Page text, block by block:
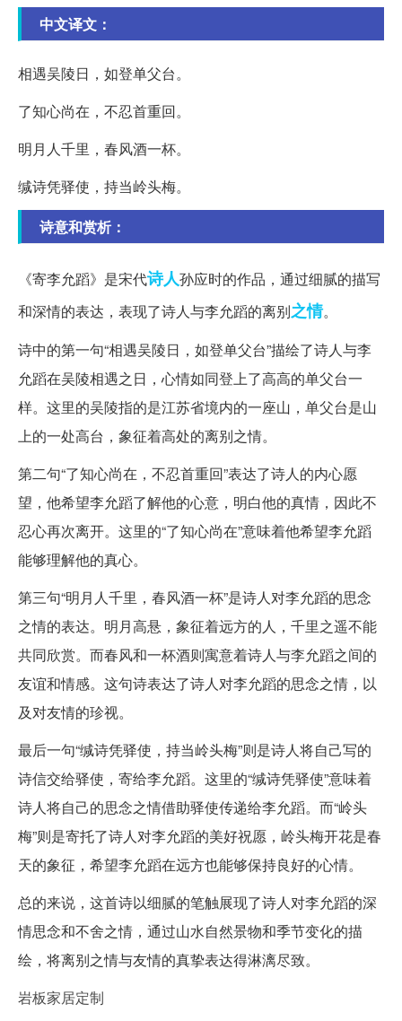
中文译文：
相遇吴陵日，如登单父台。
了知心尚在，不忍首重回。
明月人千里，春风酒一杯。
缄诗凭驿使，持当岭头梅。
诗意和赏析：
《寄李允蹈》是宋代诗人孙应时的作品，通过细腻的描写
和深情的表达，表现了诗人与李允蹈的离别之情。
诗中的第一句“相遇吴陵日，如登单父台”描绘了诗人与李
允蹈在吴陵相遇之日，心情如同登上了高高的单父台一
样。这里的吴陵指的是江苏省境内的一座山，单父台是山
上的一处高台，象征着高处的离别之情。
第二句“了知心尚在，不忍首重回”表达了诗人的内心愿
望，他希望李允蹈了解他的心意，明白他的真情，因此不
忍心再次离开。这里的“了知心尚在”意味着他希望李允蹈
能够理解他的真心。
第三句“明月人千里，春风酒一杯”是诗人对李允蹈的思念
之情的表达。明月高悬，象征着远方的人，千里之遥不能
共同欣赏。而春风和一杯酒则寓意着诗人与李允蹈之间的
友谊和情感。这句诗表达了诗人对李允蹈的思念之情，以
及对友情的珍视。
最后一句“缄诗凭驿使，持当岭头梅”则是诗人将自己写的
诗信交给驿使，寄给李允蹈。这里的“缄诗凭驿使”意味着
诗人将自己的思念之情借助驿使传递给李允蹈。而“岭头
梅”则是寄托了诗人对李允蹈的美好祝愿，岭头梅开花是春
天的象征，希望李允蹈在远方也能够保持良好的心情。
总的来说，这首诗以细腻的笔触展现了诗人对李允蹈的深
情思念和不舍之情，通过山水自然景物和季节变化的描
绘，将离别之情与友情的真挚表达得淋漓尽致。
岩板家居定制